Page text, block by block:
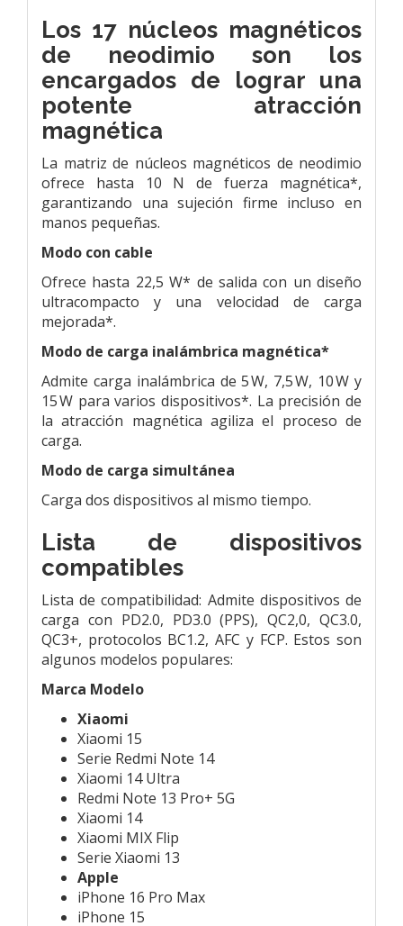
Los 17 núcleos magnéticos
de neodimio son los
encargados de lograr una
potente atracción
magnética
La matriz de núcleos magnéticos de neodimio
ofrece hasta 10 N de fuerza magnética*,
garantizando una sujeción firme incluso en
manos pequeñas.
Modo con cable
Ofrece hasta 22,5 W* de salida con un diseño
ultracompacto y una velocidad de carga
mejorada*.
Modo de carga inalámbrica magnética*
Admite carga inalámbrica de 5 W, 7,5 W, 10 W y
15 W para varios dispositivos*. La precisión de
la atracción magnética agiliza el proceso de
carga.
Modo de carga simultánea
Carga dos dispositivos al mismo tiempo.
Lista de dispositivos
compatibles
Lista de compatibilidad: Admite dispositivos de
carga con PD2.0, PD3.0 (PPS), QC2,0, QC3.0,
QC3+, protocolos BC1.2, AFC y FCP. Estos son
algunos modelos populares:
Marca Modelo
Xiaomi
Xiaomi 15
Serie Redmi Note 14
Xiaomi 14 Ultra
Redmi Note 13 Pro+ 5G
Xiaomi 14
Xiaomi MIX Flip
Serie Xiaomi 13
Apple
iPhone 16 Pro Max
iPhone 15